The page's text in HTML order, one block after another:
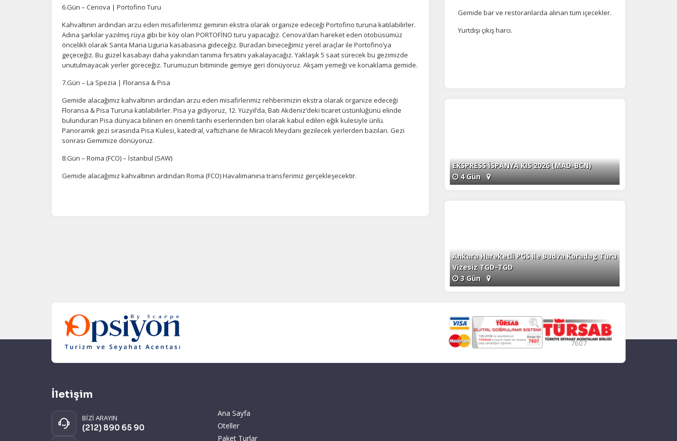
6.Gün – Cenova | Portofino Turu
Kahvaltının ardından arzu eden misafirlerimiz geminin ekstra olarak organize edeceği Portofino turuna katılabilirler.
Adına şarkılar yazılmış rüya gibi bir köy olan PORTOFİNO turu yapacağız. Cenova’dan hareket eden otobüsümüz
öncelikli olarak Santa Maria Liguria kasabasına gideceğiz. Buradan bineceğimiz yerel araçlar ile Portofino’ya
geçeceğiz. Bu güzel kasabayı daha yakından tanıma fırsatını yakalayacağız. Yaklaşık 5 saat sürecek bu gezimizde
unutulmayacak yerler göreceğiz. Turumuzun bitiminde gemiye geri dönüyoruz. Akşam yemeği ve konaklama gemide.
7.Gün – La Spezia | Floransa & Pisa
Gemide alacağımız kahvaltının ardından arzu eden misafirlerimiz rehberimizin ekstra olarak organize edeceği
Floransa & Pisa Turuna katılabilirler. Pisa ya gidiyoruz, 12. Yüzyıl’da, Batı Akdeniz’deki ticaret üstünlüğünü elinde
bulunduran Pisa dünyaca bilinen en önemli tarihi eserlerinden biri olarak kabul edilen eğik kulesiyle ünlü.
Panoramik gezi sırasında Pisa Kulesi, katedral, vaftizhane ile Miracoli Meydanı gezilecek yerlerden bazıları. Gezi
sonrası Gemimize dönüyoruz.
8.Gün – Roma (FCO) – İstanbul (SAW)
Gemide alacağımız kahvaltının ardından Roma (FCO) Havalimanına transferimiz gerçekleşecektir.
Gemide bar ve restoranlarda alınan tüm içecekler.
Yurtdışı çıkış harcı.
EKSPRESS İSPANYA KIS 2026 (MAD-BCN)
4 Gün
Ankara Hareketli PGS Ile Budva Karadag Turu
Vizesiz TGD-TGD
3 Gün
7607
İletişim
BİZİ ARAYIN
(212) 890 65 90
Ana Sayfa
Oteller
Paket Turlar